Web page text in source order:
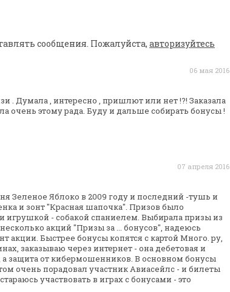
сообщения. Пожалуйста, авторизуйтесь
06 мая 2016
. Думала, интересно , пришлют или нет !?! Заказала
очень этому рада. Будуи дальше собирать бонусы !
07 апреля 2016
Зеленое Яблоко в 2009 году и последний -тушь и
и зонт "Красная шапочка". Призов было
игрушкой - собакой спаниелем. Выбирала призы из
акций "Призы за ... бонусов", надеюсь
акции. Быстрее бонусы копятся скартой Много. ру,
заказываю через интернет - она дебетовая и
а защита от кибермошенников. В основном бонусы
очень порадовал участник Авиасейлс - и билеты
участвовать в играх сбонусами - это